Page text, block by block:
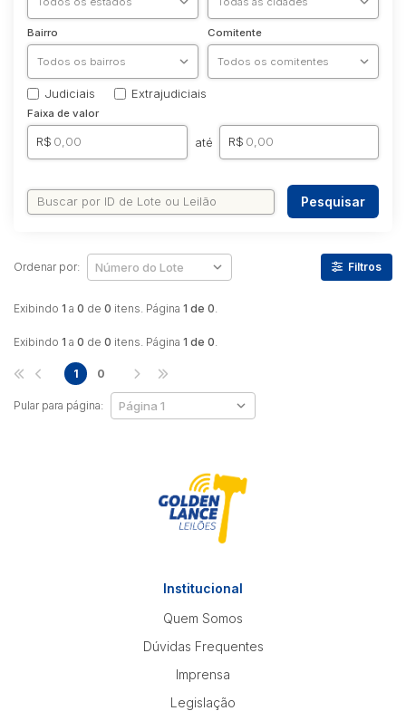
Bairro Comitente
Judiciais Extrajudiciais
Faixa de valor
R$ até R$
Pesquisar
Exibindo 1 a 0 de 0 itens. Página 1 de 0.
Ordenar por: Filtros
Exibindo 1 a 0 de 0 itens. Página 1 de 0.
Pular para página:
1 0
Institucional
Quem Somos
Dúvidas Frequentes
Imprensa
Legislação